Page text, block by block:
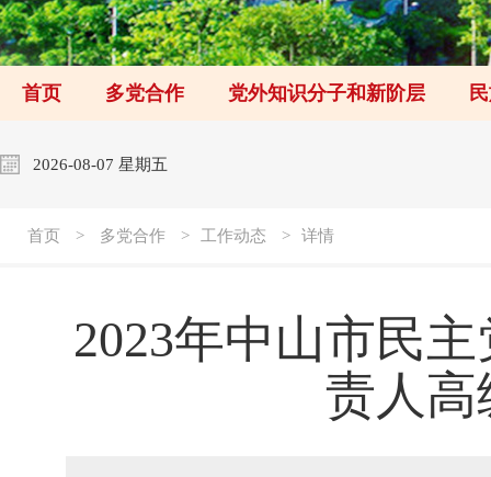
首页 多党合作 党外知识分子和新阶层
2026-08-07 星期五
首页 > 多党合作 > 工作动态 > 详情
2023年中山市民
责人高